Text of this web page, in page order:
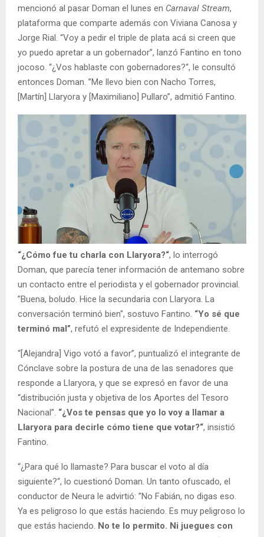
mencionó al pasar Doman el lunes en Carnaval Stream,
plataforma que comparte además con Viviana Canosa y
Jorge Rial. “Voy a pedir el triple de plata acá si creen que
yo puedo apretar a un gobernador”, lanzó Fantino en tono
jocoso. “¿Vos hablaste con gobernadores?“, le consultó
entonces Doman. ”Me llevo bien con Nacho Torres,
[Martín] Llaryora y [Maximiliano] Pullaro”, admitió Fantino.
“¿Cómo fue tu charla con Llaryora?“, lo interrogó
Doman, que parecía tener información de antemano sobre
un contacto entre el periodista y el gobernador provincial.
”Buena, boludo. Hice la secundaria con Llaryora. La
conversación terminó bien", sostuvo Fantino. “Yo sé que
terminó mal”, refutó el expresidente de Independiente.
“[Alejandra] Vigo votó a favor”, puntualizó el integrante de
Cónclave sobre la postura de una de las senadores que
responde a Llaryora, y que se expresó en favor de una
“distribución justa y objetiva de los Aportes del Tesoro
Nacional”. “¿Vos te pensas que yo lo voy a llamar a
Llaryora para decirle cómo tiene que votar?“, insistió
Fantino.
“¿Para qué lo llamaste? Para buscar el voto al día
siguiente?“, lo cuestionó Doman. Un tanto ofuscado, el
conductor de Neura le advirtió: ”No Fabián, no digas eso.
Ya es peligroso lo que estás haciendo. Es muy peligroso lo
que estás haciendo. No te lo permito. Ni juegues con